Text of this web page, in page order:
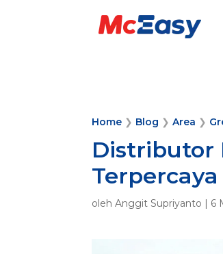
Home ❯ Blog ❯Area ❯
Distributor
olehAnggit Supriyanto | 6